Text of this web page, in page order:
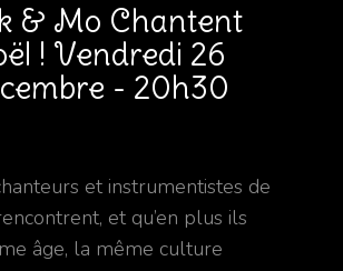
& Mo Chantent
! Vendredi 26
- 20h30
et instrumentistes de
et qu’en plus ils
âge, la même culture